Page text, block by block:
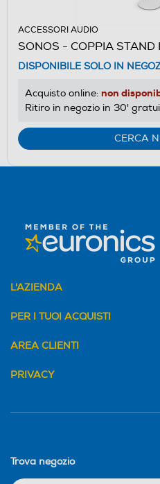
ACCESSORI AUDIO
SONOS - COPPIA
DISPONIBILE SOLO IN
Acquisto online: non
Ritiro in negozio in 30'
CERCA
L'AZIENDA
PER I TUOI ACQUISTI
AREA CLIENTI
PRIVACY
Trova negozio